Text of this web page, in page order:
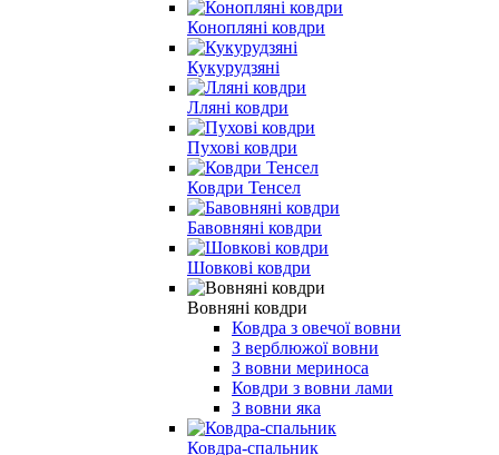
Конопляні ковдри
Кукурудзяні
Лляні ковдри
Пухові ковдри
Ковдри Тенсел
Бавовняні ковдри
Шовкові ковдри
Вовняні ковдри
Ковдра з овечої вовни
З верблюжої вовни
З вовни мериноса
Ковдри з вовни лами
З вовни яка
Ковдра-спальник